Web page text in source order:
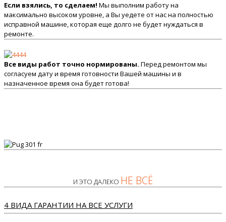
Если взялись, то сделаем! Мы выполним работу на
максимально высоком уровне, а Вы уедете от нас на полностью
исправной машине, которая еще долго не будет нуждаться в
ремонте.
Все виды работ точно нормированы. Перед ремонтом мы
согласуем дату и время готовности Вашей машины и в
назначенное время она будет готова!
И ЭТО ДАЛЕКО НЕ ВСЁ
4 ВИДА ГАРАНТИИ НА ВСЕ УСЛУГИ